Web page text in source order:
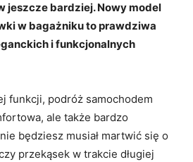
jeszcze bardziej. Nowy model
​w bagażniku to​ prawdziwa
i funkcjonalnych
funkcji, podróż‍ samochodem
ale także bardzo
będziesz musiał martwić ⁤się o
przekąsek‌ w trakcie⁢ długiej